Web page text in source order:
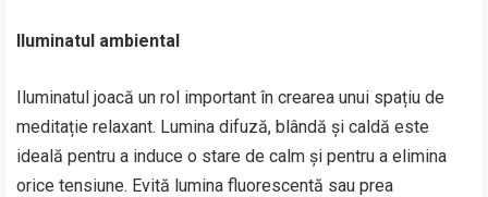
Iluminatul ambiental
Iluminatul joacă un rol important în crearea unui spațiu de
meditație relaxant. Lumina difuză, blândă și caldă este
ideală pentru a induce o stare de calm și pentru a elimina
orice tensiune. Evită lumina fluorescentă sau prea